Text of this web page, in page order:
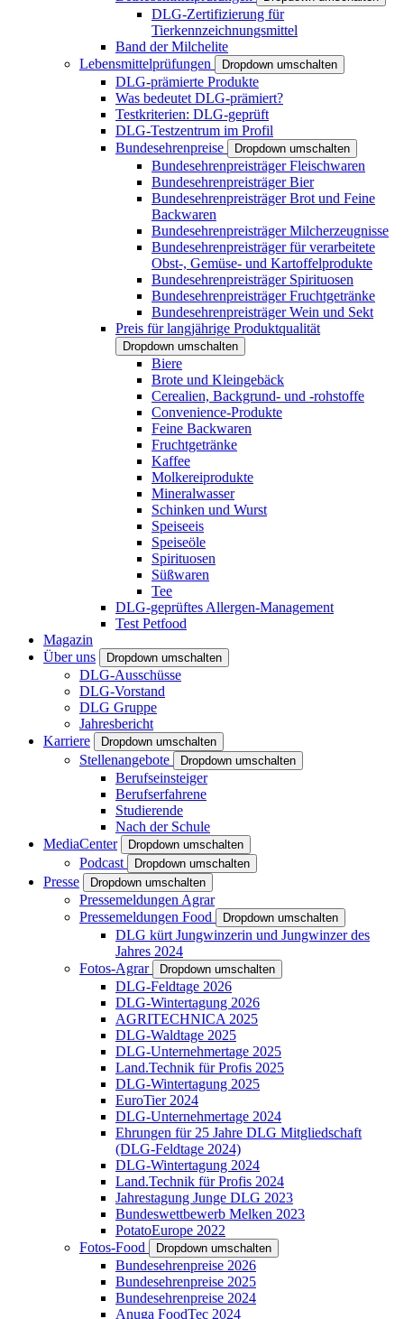
DLG-Zertifizierung für
Tierkennzeichnungsmittel
Band der Milchelite
Lebensmittelprüfungen
Dropdown umschalten
DLG-prämierte Produkte
Was bedeutet DLG-prämiert?
Testkriterien: DLG-geprüft
DLG-Testzentrum im Profil
Bundesehrenpreise
Dropdown umschalten
Bundesehrenpreisträger Fleischwaren
Bundesehrenpreisträger Bier
Bundesehrenpreisträger Brot und Feine
Backwaren
Bundesehrenpreisträger Milcherzeugnisse
Bundesehrenpreisträger für verarbeitete
Obst-, Gemüse- und Kartoffelprodukte
Bundesehrenpreisträger Spirituosen
Bundesehrenpreisträger Fruchtgetränke
Bundesehrenpreisträger Wein und Sekt
Preis für langjährige Produktqualität
Dropdown umschalten
Biere
Brote und Kleingebäck
Cerealien, Backgrund- und -rohstoffe
Convenience-Produkte
Feine Backwaren
Fruchtgetränke
Kaffee
Molkereiprodukte
Mineralwasser
Schinken und Wurst
Speiseeis
Speiseöle
Spirituosen
Süßwaren
Tee
DLG-geprüftes Allergen-Management
Test Petfood
Magazin
Über uns
Dropdown umschalten
DLG-Ausschüsse
DLG-Vorstand
DLG Gruppe
Jahresbericht
Karriere
Dropdown umschalten
Stellenangebote Dropdown umschalten
Berufseinsteiger
Berufserfahrene
Studierende
Nach der Schule
MediaCenter
Dropdown umschalten
Podcast Dropdown umschalten
Presse Dropdown umschalten
Pressemeldungen Agrar
Pressemeldungen Food
Dropdown umschalten
DLG kürt Jungwinzerin und Jungwinzer des
Jahres 2024
Fotos-Agrar
Dropdown umschalten
DLG-Feldtage 2026
DLG-Wintertagung 2026
AGRITECHNICA 2025
DLG-Waldtage 2025
DLG-Unternehmertage 2025
Land.Technik für Profis 2025
DLG-Wintertagung 2025
EuroTier 2024
DLG-Unternehmertage 2024
Ehrungen für 25 Jahre DLG Mitgliedschaft
(DLG-Feldtage 2024)
DLG-Wintertagung 2024
Land.Technik für Profis 2024
Jahrestagung Junge DLG 2023
Bundeswettbewerb Melken 2023
PotatoEurope 2022
Fotos-Food
Dropdown umschalten
Bundesehrenpreise 2026
Bundesehrenpreise 2025
Bundesehrenpreise 2024
Anuga FoodTec 2024